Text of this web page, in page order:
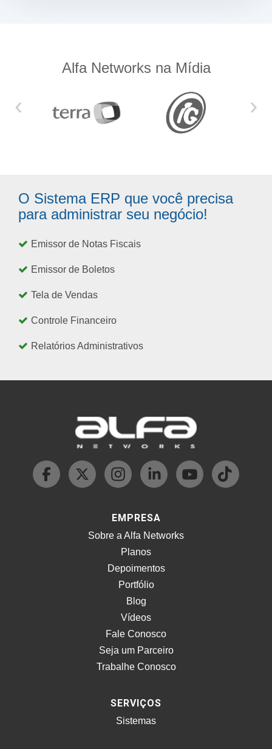
Alfa Networks na Mídia
‹ ›
O Sistema ERP que você precisa
para administrar seu negócio!
Emissor de Notas Fiscais
Emissor de Boletos
Tela de Vendas
Controle Financeiro
Relatórios Administrativos
EMPRESA
Sobre a Alfa Networks
Planos
Depoimentos
Portfólio
Blog
Vídeos
Fale Conosco
Seja um Parceiro
Trabalhe Conosco
SERVIÇOS
Sistemas